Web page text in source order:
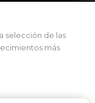
selección de las
más